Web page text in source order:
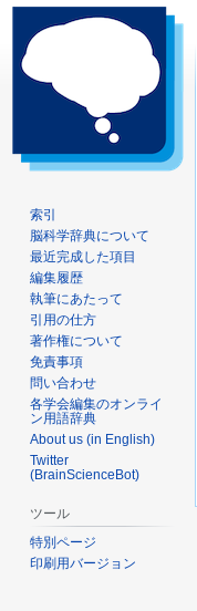
索引
脳科学辞典について
最近完成した項目
編集履歴
執筆にあたって
引用の仕方
著作権について
免責事項
問い合わせ
各学会編集のオンライ
ン用語辞典
About us (in English)
Twitter
(BrainScienceBot)
ツール
特別ページ
印刷用バージョン